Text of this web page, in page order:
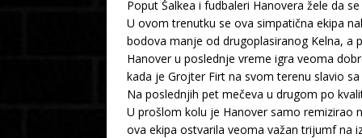
Poput Šalkea i fudbaleri Hanovera žele da
U ovom trenutku se ova simpatična ekipa
bodova manje od drugoplasiranog Kelna, a
Hanover u poslednje vreme igra veoma
kada je Grojter Firt na svom terenu slavio
Na poslednjih pet mečeva u drugom po
U prošlom kolu je Hanover samo remizirao
ova ekipa ostvarila veoma važan trijumf na